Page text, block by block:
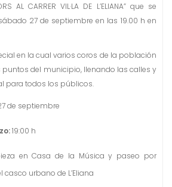
AL CARRER VIL·LA DE L’ELIANA” que se
27 de septiembre en las 19.00 h en
en la cual varios coros de la población
puntos del municipio, llenando las calles y
para todos los públicos.
de septiembre
19:00 h
en Casa de la Música y paseo por
urbano de L’Eliana